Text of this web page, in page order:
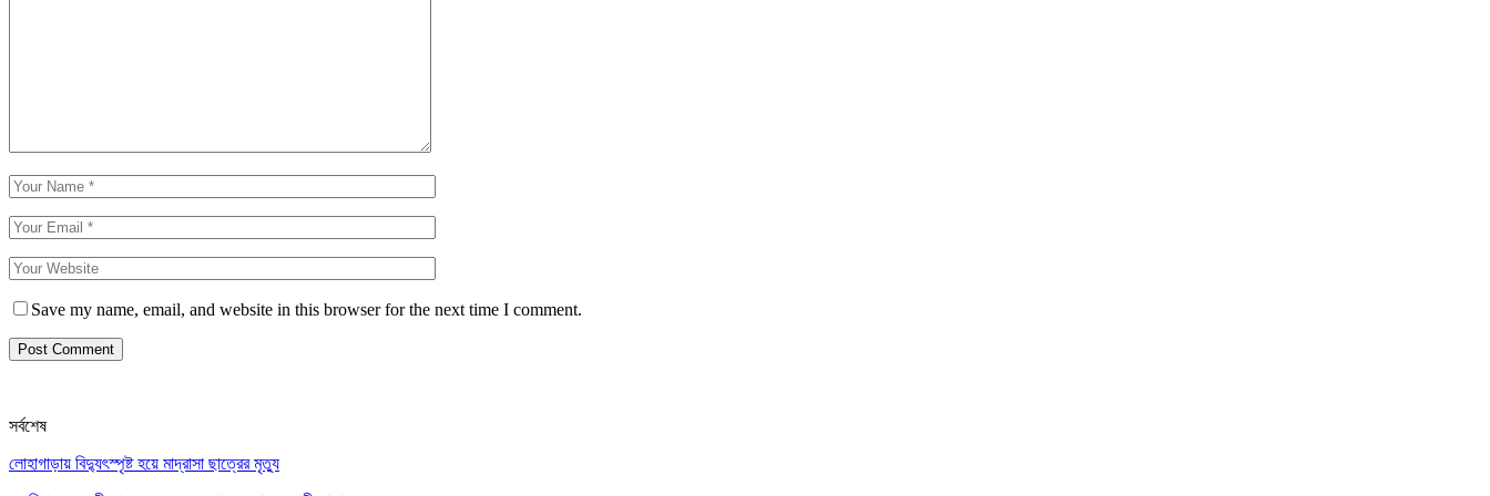
Save my name, email, and website in this browser for the next time I comment.
সর্বশেষ
লোহাগাড়ায় বিদ্যুৎস্পৃষ্ট হয়ে মাদ্রাসা ছাত্রের মৃত্যু